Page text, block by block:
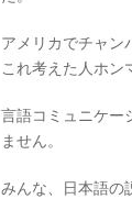
アメリカでチャン
これ考えた人ホン
言語コミュニケー
ません。
みんな、日本語の